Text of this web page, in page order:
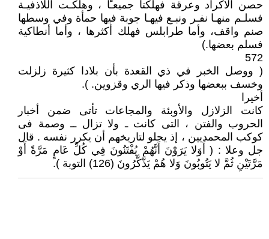
حصن الأكراد وعرقة فهلكتا جميعـًا ، وهلكـت اللاذفيـة
فسلـم منهـا نفـر ونبـع فيهـا جوبة فيها حمأة وفي وسطها
صنم واقف، وأما طرابلس فهلك أكثرها ، وأما أنطاكية
فسلم بعضها‏.‏)
572
( ووصل الخبر في ذي القعدة بأن بلادا كثيرة زلزلت
وخسف ببعضها وذكر فيها الري وقزوين‏.‏ ).
أخيرا
كانت الزلازل والأوبئة والمجاعات تأتى ضمن أخبار
الحروب والفتن ، التى كانت ـ ولا تزال ــ وصمة فى
كوكب المحمديين ، إذ يحلو لتاريخهم أن يكرر نفسه . قال
جل وعلا : ( أَوَلا يَرَوْنَ أَنَّهُمْ يُفْتَنُونَ فِي كُلِّ عَامٍ مَرَّةً أَوْ
مَرَّتَيْنِ ثُمَّ لا يَتُوبُونَ وَلا هُمْ يَذَّكَّرُونَ (126) التوبة ).